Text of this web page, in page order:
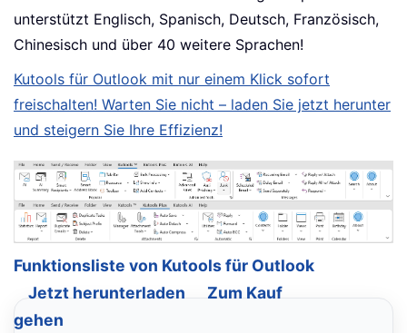
unterstützt Englisch, Spanisch, Deutsch, Französisch,
Chinesisch und über 40 weitere Sprachen!
Kutools für Outlook mit nur einem Klick sofort
freischalten! Warten Sie nicht – laden Sie jetzt herunter
und steigern Sie Ihre Effizienz!
Funktionsliste von Kutools für Outlook
Jetzt herunterladen
Zum Kauf
gehen